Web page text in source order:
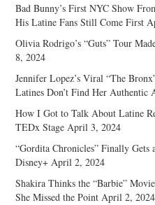
Bad Bunny’s First NYC Show
His Latine Fans Still Come First
Olivia Rodrigo’s “Guts” Tour
8, 2024
Jennifer Lopez’s Viral “The
Latines Don’t Find Her Authentic
How I Got to Talk About Latine
TEDx Stage April 3, 2024
“Gordita Chronicles” Finally
Disney+ April 2, 2024
Shakira Thinks the “Barbie”
She Missed the Point April 2, 2024